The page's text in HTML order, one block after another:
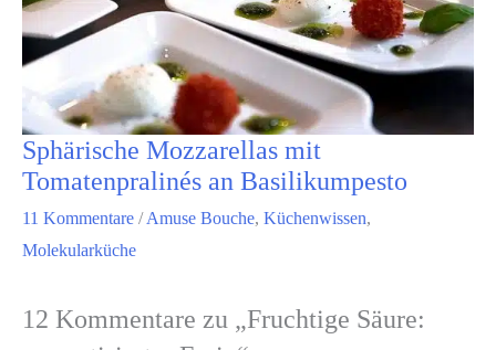
Sphärische Mozzarellas mit
Tomatenpralinés an Basilikumpesto
11 Kommentare /Amuse Bouche, Küchenwissen,
Molekularküche
12 Kommentare zu „Fruchtige Säure: